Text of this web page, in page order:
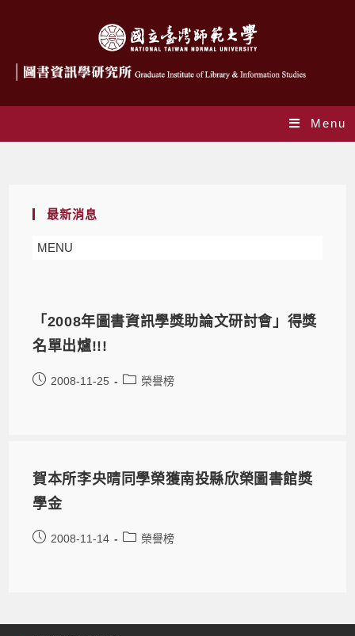
Menu
最新消息
MENU
「2008年圖書資訊學獎助論文研討會」得獎
名單出爐!!!
2008-11-25 榮譽榜
賀本所李央晴同學榮獲南投縣欣榮圖書館獎
學金
2008-11-14 榮譽榜